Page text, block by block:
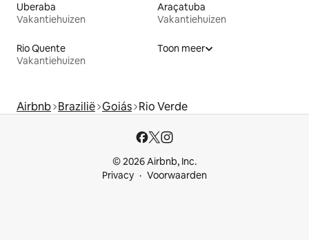
Uberaba
Vakantiehuizen
Araçatuba
Vakantiehuizen
Rio Quente
Vakantiehuizen
Toon meer
Airbnb Brazilië Goiás Rio Verde
© 2026 Airbnb, Inc.
Privacy
Voorwaarden